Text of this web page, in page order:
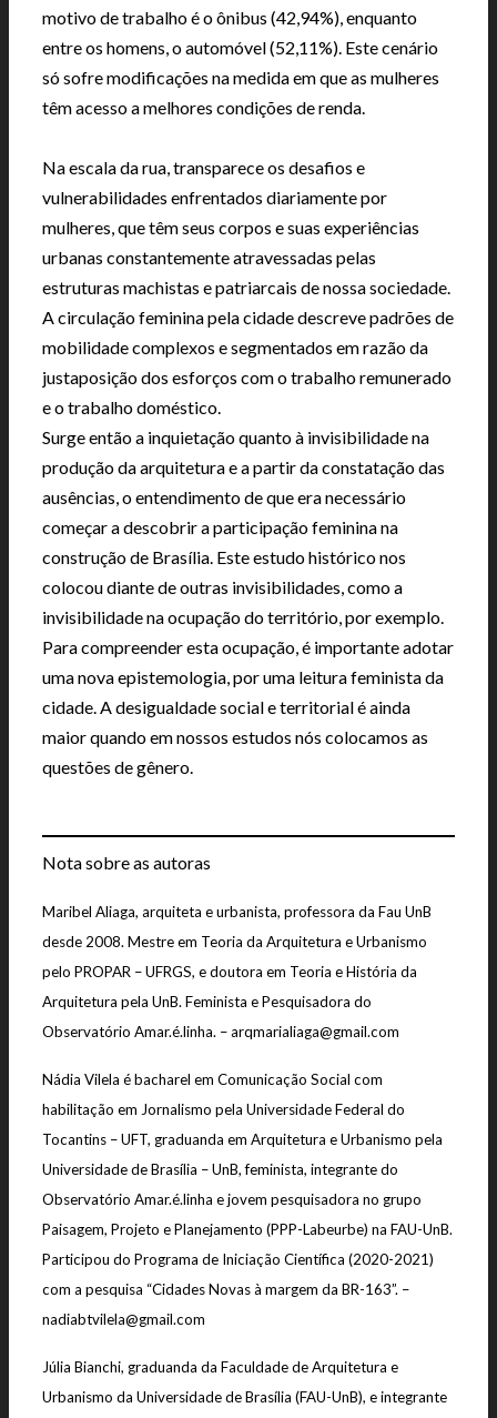
motivo de trabalho é o ônibus (42,94%), enquanto
entre os homens, o automóvel (52,11%). Este cenário
só sofre modificações na medida em que as mulheres
têm acesso a melhores condições de renda.
Na escala da rua, transparece os desafios e
vulnerabilidades enfrentados diariamente por
mulheres, que têm seus corpos e suas experiências
urbanas constantemente atravessadas pelas
estruturas machistas e patriarcais de nossa sociedade.
A circulação feminina pela cidade descreve padrões de
mobilidade complexos e segmentados em razão da
justaposição dos esforços com o trabalho remunerado
e o trabalho doméstico.
Surge então a inquietação quanto à invisibilidade na
produção da arquitetura e a partir da constatação das
ausências, o entendimento de que era necessário
começar a descobrir a participação feminina na
construção de Brasília. Este estudo histórico nos
colocou diante de outras invisibilidades, como a
invisibilidade na ocupação do território, por exemplo.
Para compreender esta ocupação, é importante adotar
uma nova epistemologia, por uma leitura feminista da
cidade. A desigualdade social e territorial é ainda
maior quando em nossos estudos nós colocamos as
questões de gênero.
Nota sobre as autoras
Maribel Aliaga, arquiteta e urbanista, professora da Fau UnB
desde 2008. Mestre em Teoria da Arquitetura e Urbanismo
pelo PROPAR – UFRGS, e doutora em Teoria e História da
Arquitetura pela UnB. Feminista e Pesquisadora do
Observatório Amar.é.linha. – arqmarialiaga@gmail.com
Nádia Vilela é bacharel em Comunicação Social com
habilitação em Jornalismo pela Universidade Federal do
Tocantins – UFT, graduanda em Arquitetura e Urbanismo pela
Universidade de Brasília – UnB, feminista, integrante do
Observatório Amar.é.linha e jovem pesquisadora no grupo
Paisagem, Projeto e Planejamento (PPP-Labeurbe) na FAU-UnB.
Participou do Programa de Iniciação Científica (2020-2021)
com a pesquisa “Cidades Novas à margem da BR-163”. –
nadiabtvilela@gmail.com
Júlia Bianchi, graduanda da Faculdade de Arquitetura e
Urbanismo da Universidade de Brasília (FAU-UnB), e integrante